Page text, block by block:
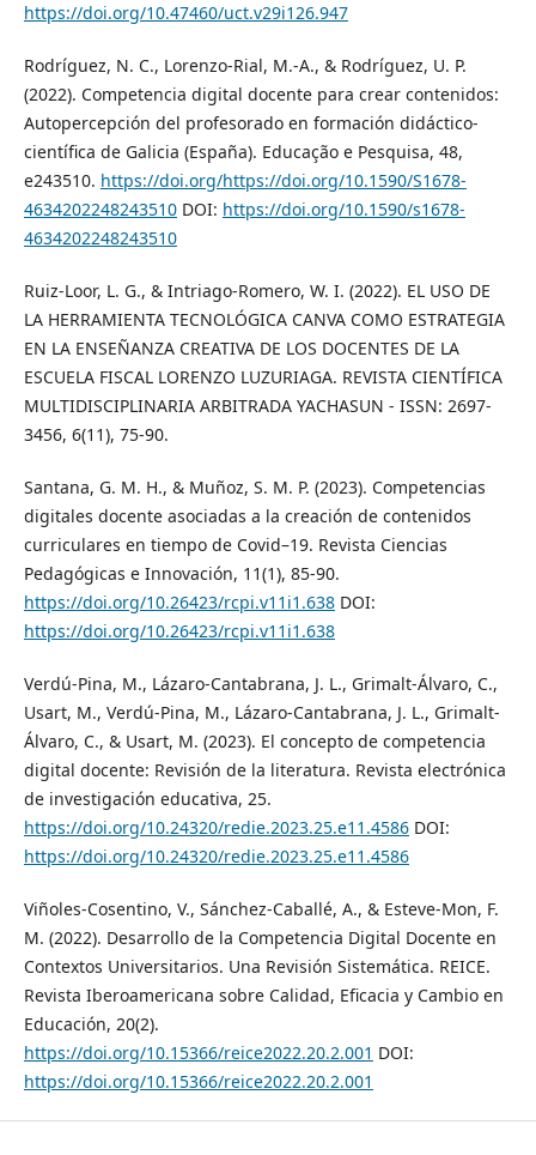
https://doi.org/10.47460/uct.v29i126.947
Rodríguez, N. C., Lorenzo-Rial, M.-A., & Rodríguez, U. P.
(2022). Competencia digital docente para crear contenidos:
Autopercepción del profesorado en formación didáctico-
científica de Galicia (España). Educação e Pesquisa, 48,
e243510. https://doi.org/https://doi.org/10.1590/S1678-
4634202248243510DOI: https://doi.org/10.1590/s1678-
4634202248243510
Ruiz-Loor, L. G., & Intriago-Romero, W. I. (2022). EL USO DE
LA HERRAMIENTA TECNOLÓGICA CANVA COMO ESTRATEGIA
EN LA ENSEÑANZA CREATIVA DE LOS DOCENTES DE LA
ESCUELA FISCAL LORENZO LUZURIAGA. REVISTA CIENTÍFICA
MULTIDISCIPLINARIA ARBITRADA YACHASUN - ISSN: 2697-
3456, 6(11), 75-90.
Santana, G. M. H., & Muñoz, S. M. P. (2023). Competencias
digitales docente asociadas a la creación de contenidos
curriculares en tiempo de Covid–19. Revista Ciencias
Pedagógicas e Innovación, 11(1), 85-90.
https://doi.org/10.26423/rcpi.v11i1.638DOI:
https://doi.org/10.26423/rcpi.v11i1.638
Verdú-Pina, M., Lázaro-Cantabrana, J. L., Grimalt-Álvaro, C.,
Usart, M., Verdú-Pina, M., Lázaro-Cantabrana, J. L., Grimalt-
Álvaro, C., & Usart, M. (2023). El concepto de competencia
digital docente: Revisión de la literatura. Revista electrónica
de investigación educativa, 25.
https://doi.org/10.24320/redie.2023.25.e11.4586DOI:
https://doi.org/10.24320/redie.2023.25.e11.4586
Viñoles-Cosentino, V., Sánchez-Caballé, A., & Esteve-Mon, F.
M. (2022). Desarrollo de la Competencia Digital Docente en
Contextos Universitarios. Una Revisión Sistemática. REICE.
Revista Iberoamericana sobre Calidad, Eficacia y Cambio en
Educación, 20(2).
https://doi.org/10.15366/reice2022.20.2.001 DOI:
https://doi.org/10.15366/reice2022.20.2.001